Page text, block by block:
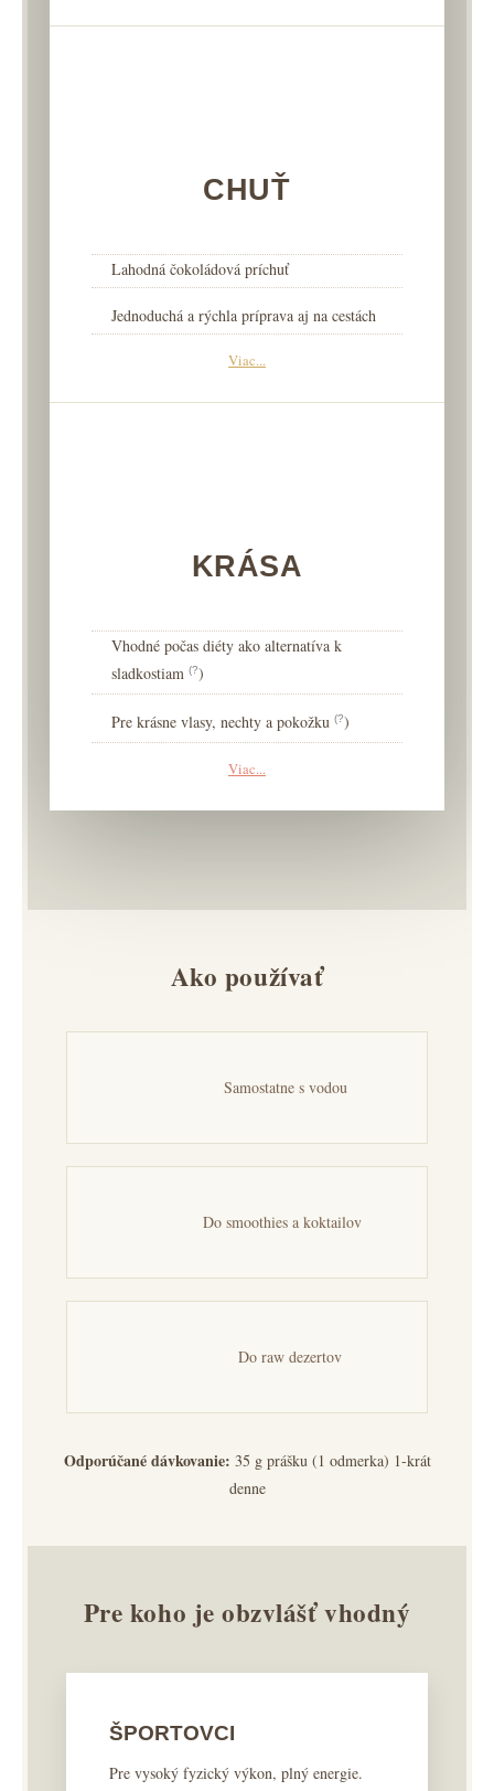
CHUŤ
Lahodná čokoládová príchuť
Jednoduchá a rýchla príprava aj na cestách
Viac...
KRÁSA
Vhodné počas diéty ako alternatíva k
sladkostiam (?)
Pre krásne vlasy, nechty a pokožku (?)
Viac...
Ako používať
Samostatne s vodou
Do smoothies a koktailov
Do raw dezertov
Odporúčané dávkovanie: 35 g prášku (1 odmerka) 1-krát
denne
Pre koho je obzvlášť vhodný
ŠPORTOVCI
Pre vysoký fyzický výkon, plný energie.